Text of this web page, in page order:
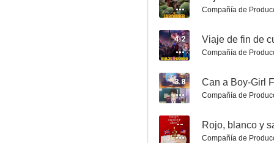
Road House. De profesión: duro
Compañía de
4.2 Viaje de fin de
Compañía de
3.8
Compañía de
-- Rojo, blanco y
Compañía de